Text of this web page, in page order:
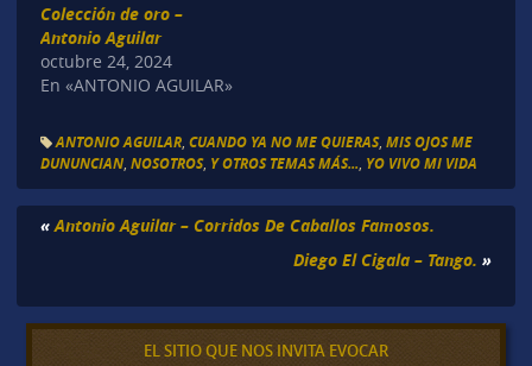
Colección de oro –
Antonio Aguilar
octubre 24, 2024
En «ANTONIO AGUILAR»
ANTONIO AGUILAR, CUANDO YA NO ME QUIERAS, MIS OJOS ME
DUNUNCIAN, NOSOTROS, Y OTROS TEMAS MÁS... YO VIVO MI VIDA
« Antonio Aguilar – Corridos De Caballos Famosos.
Diego El Cigala – Tango. »
EL SITIO QUE NOS INVITA EVOCAR